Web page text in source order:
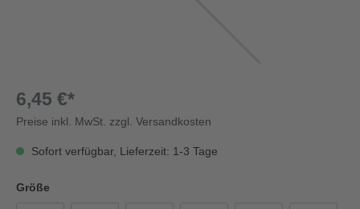
6,45 €*
Preise inkl. MwSt. zzgl. Versandkosten
Sofort verfügbar, Lieferzeit: 1-3 Tage
Größe